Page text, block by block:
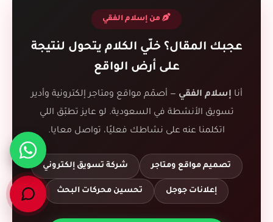
من إسلام الفقي
عجبك المقال؟ خلّي الكلام يتحول لنتيجة
على أرض الواقع
أنا إسلام الفقي — أصمّم مواقع ومتاجر إلكترونية وأدير
تسويق الأنشطة في السعودية. لو عايز تطبّق اللي
اتكلمنا عنه على نشاطك فعليًا، تواصل معايا.
تصميم مواقع ومتاجر شركة تسويق إلكتروني
إعلانات جوجل تحسين محركات البحث